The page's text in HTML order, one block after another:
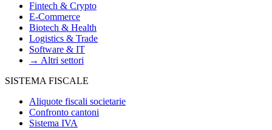
Fintech & Crypto
E-Commerce
Biotech & Health
Logistics & Trade
Software & IT
→ Altri settori
SISTEMA FISCALE
Aliquote fiscali societarie
Confronto cantoni
Sistema IVA